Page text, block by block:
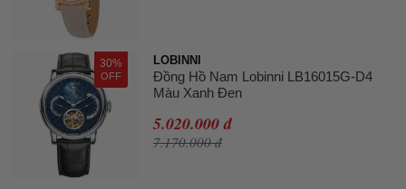
30%
OFF
LOBINNI
Đồng Hồ Nam Lobinni LB16015G-D4
Màu Xanh Đen
5.020.000 đ
7.170.000 đ